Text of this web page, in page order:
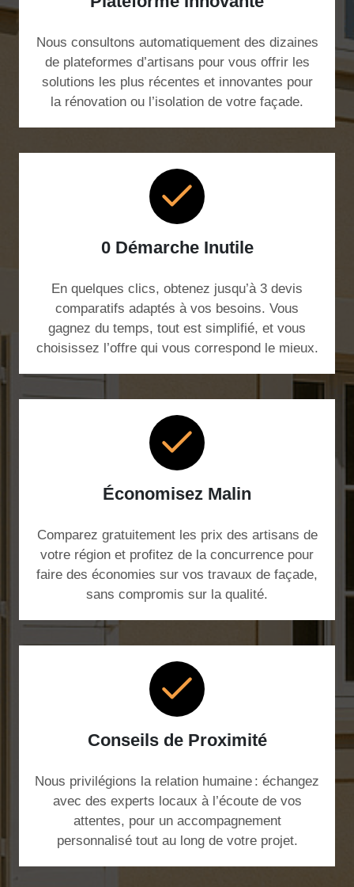
Nous consultons automatiquement des dizaines
de plateformes d’artisans pour vous offrir les
solutions les plus récentes et innovantes pour
la rénovation ou l’isolation de votre façade.
0 Démarche Inutile
En quelques clics, obtenez jusqu’à 3 devis
comparatifs adaptés à vos besoins. Vous
gagnez du temps, tout est simplifié, et vous
choisissez l’offre qui vous correspond le mieux.
Économisez Malin
Comparez gratuitement les prix des artisans de
votre région et profitez de la concurrence pour
faire des économies sur vos travaux de façade,
sans compromis sur la qualité.
Conseils de Proximité
Nous privilégions la relation humaine : échangez
avec des experts locaux à l’écoute de vos
attentes, pour un accompagnement
personnalisé tout au long de votre projet.